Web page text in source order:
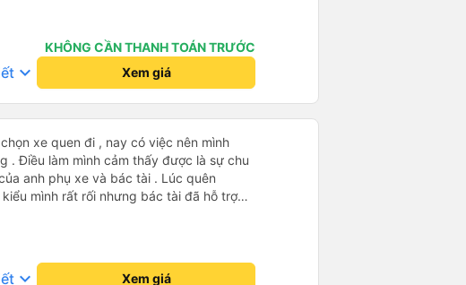
gì nhìu hơn. Nhưng nhìn chug khá ổn, có
KHÔNG CẦN THANH TOÁN TRƯỚC
keyboard_arrow_down Xem giá
xe quen đi , nay có việc nên mình
. Điều làm mình cảm thấy được là sự chu
anh phụ xe và bác tài . Lúc quên
mình rất rối nhưng bác tài đã hỗ trợ
điểm chất lượng 🥰
keyboard_arrow_down Xem giá